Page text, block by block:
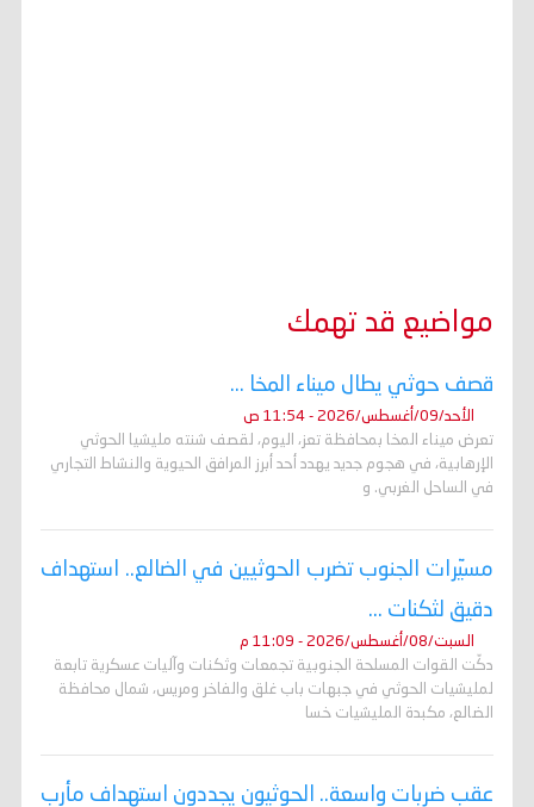
مواضيع قد تهمك
قصف حوثي يطال ميناء المخا ...
الأحد/09/أغسطس/2026 - 11:54 ص
تعرض ميناء المخا بمحافظة تعز، اليوم، لقصف شنته مليشيا الحوثي
الإرهابية، في هجوم جديد يهدد أحد أبرز المرافق الحيوية والنشاط التجاري
في الساحل الغربي. و
مسيّرات الجنوب تضرب الحوثيين في الضالع.. استهداف
دقيق لثكنات ...
السبت/08/أغسطس/2026 - 11:09 م
دكّت القوات المسلحة الجنوبية تجمعات وثكنات وآليات عسكرية تابعة
لمليشيات الحوثي في جبهات باب غلق والفاخر ومريس، شمال محافظة
الضالع، مكبدة المليشيات خسا
عقب ضربات واسعة.. الحوثيون يجددون استهداف مأرب